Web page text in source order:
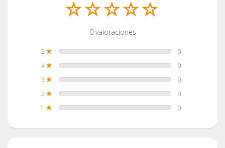
0 valoraciones
5
0
4
0
3
0
2
0
1
0